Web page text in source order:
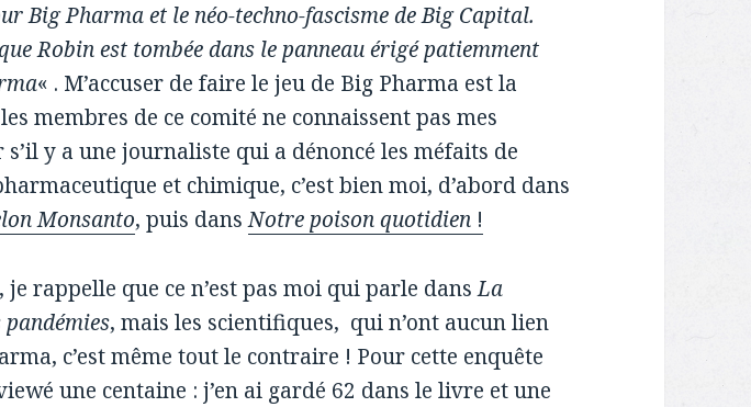
Big Pharma et le néo-techno-fascisme de Big Capital.
Robin est tombéedans le panneau érigé patiemment
« . M’accuser de faire le jeu de Big Pharma est la
membres de ce comité ne connaissent pas mes
y a une journaliste qui a dénoncé les méfaits de
et chimique, c’est bien moi, d’abord dans
Monsanto, puis dansNotre poison quotidien !
je rappelle que ce n’est pas moi qui parle dansLa
, mais les scientifiques, qui n’ont aucun lien
c’est même tout le contraire ! Pour cette enquête
une centaine : j’en ai gardé 62 dans le livre et une